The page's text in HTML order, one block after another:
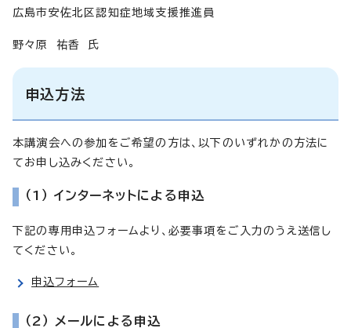
広島市安佐北区認知症地域支援推進員
野々原 祐香 氏
申込方法
本講演会への参加をご希望の方は、以下のいずれかの方法に
てお申し込みください。
（1） インターネットによる申込
下記の専用申込フォームより、必要事項をご入力のうえ送信し
てください。
申込フォーム
（2） メールによる申込